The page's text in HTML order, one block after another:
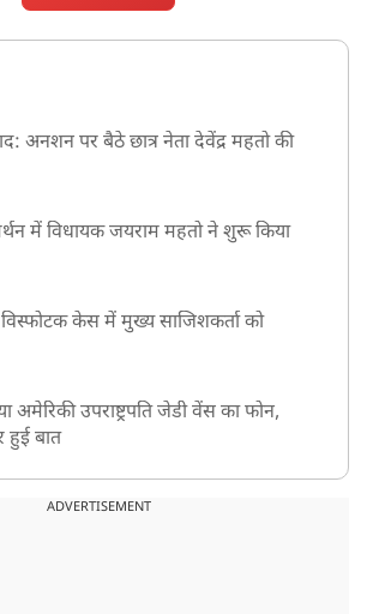
अनशन पर बैठे छात्र नेता देवेंद्र महतो की
में विधायक जयराम महतो ने शुरू किया
केस में मुख्य साजिशकर्ता को
अमेरिकी उपराष्ट्रपति जेडी वेंस का फोन,
हुई बात
झारखंड सरकार के बीच आज होगी तीसरे दौर
ADVERTISEMENT